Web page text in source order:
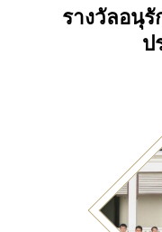
รางวัลอนุ
ป